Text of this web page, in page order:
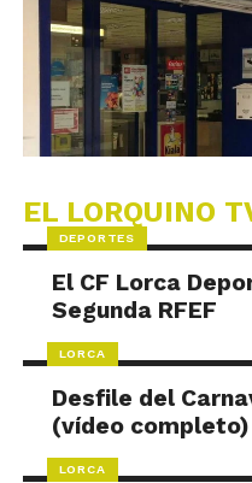
EL LORQUINO
DEPORTES
El CF Lorca
Segunda RFEF
LORCA
Desfile del
(vídeo completo)
LORCA